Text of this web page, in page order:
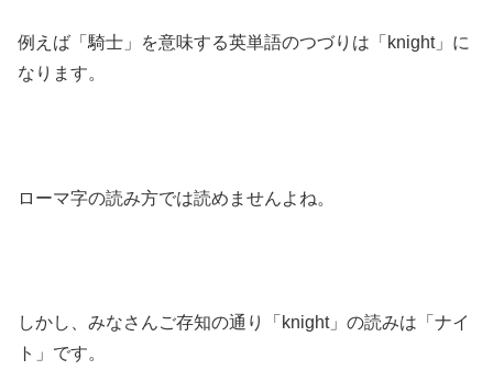
例えば「騎士」を意味する英単語のつづりは「knight」に
なります。
ローマ字の読み方では読めませんよね。
しかし、みなさんご存知の通り「knight」の読みは「ナイ
ト」です。